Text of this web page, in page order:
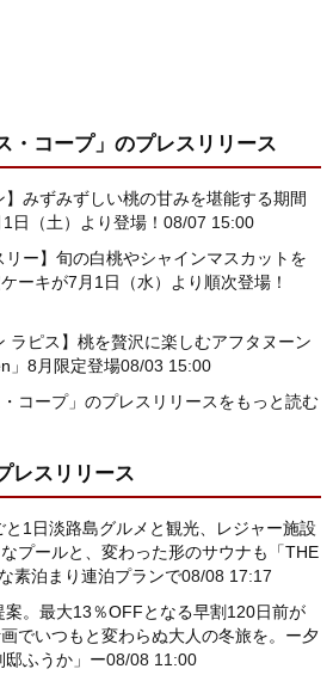
・コープ」 のプレスリリース
】みずみずしい桃の甘みを堪能する期間
日（土）より登場！ 08/07 15:00
リー】旬の白桃やシャインマスカットを
ーキが7月1日（水）より順次登場！
ラピス】桃を贅沢に楽しむアフタヌーン
」8月限定登場08/03 15:00
・コープ」のプレスリリースをもっと読む
レスリリース
1日淡路島グルメと観光、レジャー施設
プールと、変わった形のサウナも「THE
素泊まり連泊プランで08/08 17:17
案。最大13％OFFとなる早割120日前が
でいつもと変わらぬ大人の冬旅を。ー夕
邸ふうか」ー08/08 11:00